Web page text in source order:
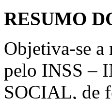
RESUMO
Objetiva-se
pelo INSS –
SOCIAL, de